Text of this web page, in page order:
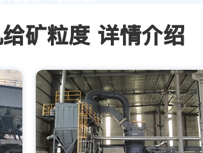
矿粒度 详情介绍